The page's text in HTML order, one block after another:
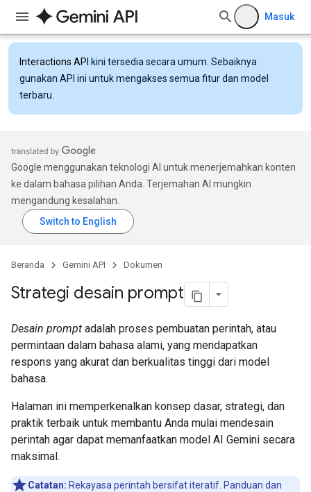
Masuk
Interactions API kini tersedia secara umum. Sebaiknya
gunakan API ini untuk mengakses semua fitur dan model
terbaru.
Google menggunakan teknologi AI untuk menerjemahkan konten
ke dalam bahasa pilihan Anda. Terjemahan AI mungkin
mengandung kesalahan.
Beranda Gemini API Dokumen
Strategi desain prompt
Desain prompt adalah proses pembuatan perintah, atau
permintaan dalam bahasa alami, yang mendapatkan
respons yang akurat dan berkualitas tinggi dari model
bahasa.
Halaman ini memperkenalkan konsep dasar, strategi, dan
praktik terbaik untuk membantu Anda mulai mendesain
perintah agar dapat memanfaatkan model AI Gemini secara
maksimal.
Catatan: Rekayasa perintah bersifat iteratif. Panduan dan